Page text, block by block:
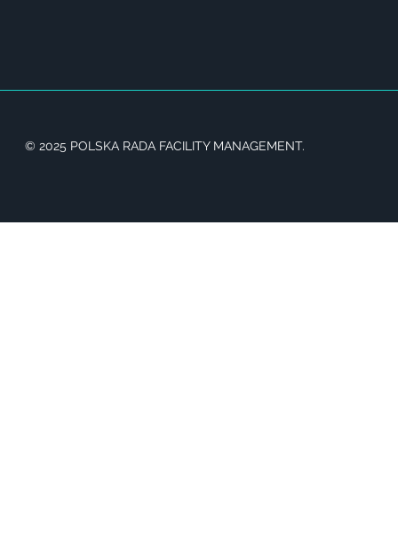
© 2025 POLSKA RADA FACILITY MANAGEMENT.